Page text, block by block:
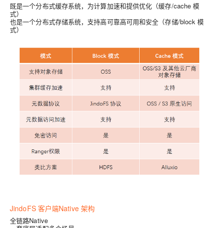
既是一个分布式缓存系统，为计算加速和提供优化（缓存/cache 模
式）
也是一个分布式存储系统，支持高可靠高可用和安全（存储/block 模
式）
JindoFS 客户端Native 架构
全链路Native